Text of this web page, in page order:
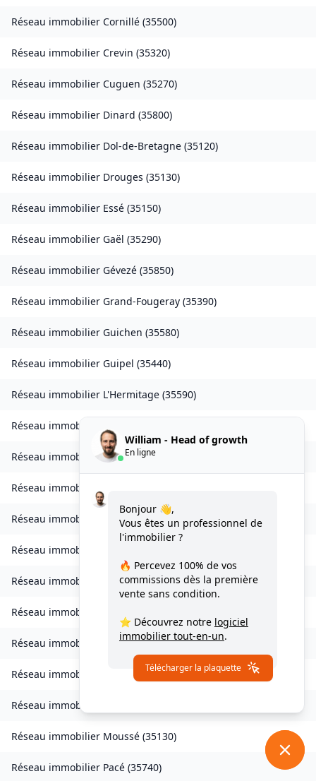
Réseau immobilier Cornillé (35500)
Réseau immobilier Crevin (35320)
Réseau immobilier Cuguen (35270)
Réseau immobilier Dinard (35800)
Réseau immobilier Dol-de-Bretagne (35120)
Réseau immobilier Drouges (35130)
Réseau immobilier Essé (35150)
Réseau immobilier Gaël (35290)
Réseau immobilier Gévezé (35850)
Réseau immobilier Grand-Fougeray (35390)
Réseau immobilier Guichen (35580)
Réseau immobilier Guipel (35440)
Réseau immobilier L'Hermitage (35590)
Réseau immobilier
Réseau immobilierLandavran(
Réseau immobilier
Réseau immobilier Lohéac( 35550)
Réseau immobilier
Réseau immobilier Louvigné-du-Désert( 35420)
Réseau immobilier
Réseau immobilier Maxent(35380)
Réseau immobilier Meillac 35270)
Réseau immobilier
Réseau immobilier Moussé (35130)
Réseau immobilier Pacé (35740)
William - Head of growth
En ligne
Bonjour 👋,
Vous êtes un professionnel de
l'immobilier ?
🔥 Percevez 100% de vos
commissions dès la première
vente sans condition.
⭐ Découvrez notre logiciel
immobilier tout-en-un.
Télécharger la plaquette